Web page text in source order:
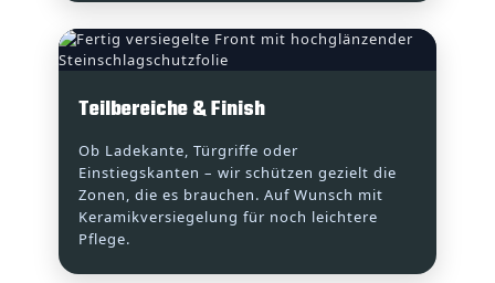
Teilbereiche & Finish
Ob Ladekante, Türgriffe oder
Einstiegskanten – wir schützen gezielt die
Zonen, die es brauchen. Auf Wunsch mit
Keramikversiegelung für noch leichtere
Pflege.